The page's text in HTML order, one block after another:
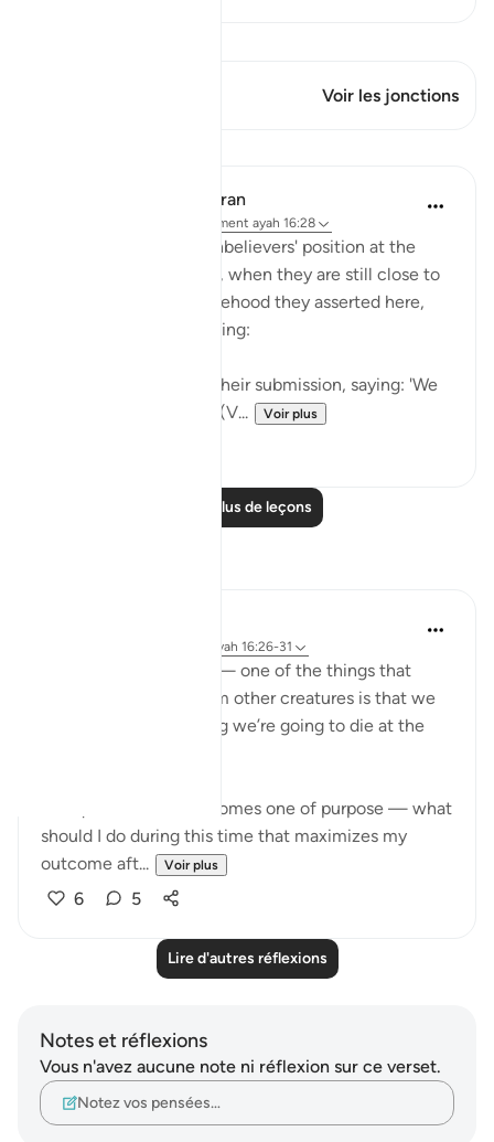
Voir les jonctions
In the Shade of the Quran
Référencement ayah 16:28
The surah paints the unbelievers' position at the
moment of their death, when they are still close to
earth and to all the falsehood they asserted here,
and all their evil scheming:
"These will then offer their submission, saying: 'We
have done no wrong!'" (V...
Voir plus
Lire plus de leçons
ayah 16:26-31
We’re weird creatures — one of the things that
makes us different from other creatures is that we
go through life knowing we’re going to die at the
The question then becomes one of purpose — what
should I do during this time that maximizes my
outcome aft...
Voir plus
6 5
Lire d'autres réflexions
Notes et réflexions
Vous n'avez aucune note ni réflexion sur ce verset.
Notez vos pensées…